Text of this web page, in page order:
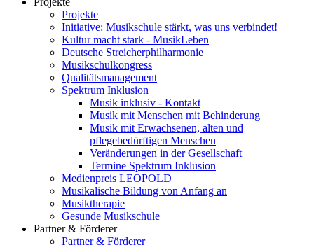
Projekte
Initiative: Musikschule stärkt, was uns verbindet!
Kultur macht stark - MusikLeben
Deutsche Streicherphilharmonie
Musikschulkongress
Qualitätsmanagement
Spektrum Inklusion
Musik inklusiv - Kontakt
Musik mit Menschen mit Behinderung
Musik mit Erwachsenen, alten und
pflegebedürftigen Menschen
Veränderungen in der Gesellschaft
Termine Spektrum Inklusion
Medienpreis LEOPOLD
Musikalische Bildung von Anfang an
Musiktherapie
Gesunde Musikschule
Partner & Förderer
Partner & Förderer